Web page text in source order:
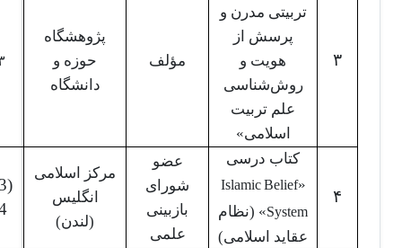
۳
تربیتی مدرن و
پرسش از
هویت و
روش‌شناسی
علم تربیت
اسلامی»
مؤلف
پژوهشگاه
حوزه و
دانشگاه
۴
کتاب درسی
«
Islamic Belief
System» (نظام
عقاید اسلامی)
عضو
شورای
بازبینی
علمی
مرکز اسلامی
انگلیس
(لندن)